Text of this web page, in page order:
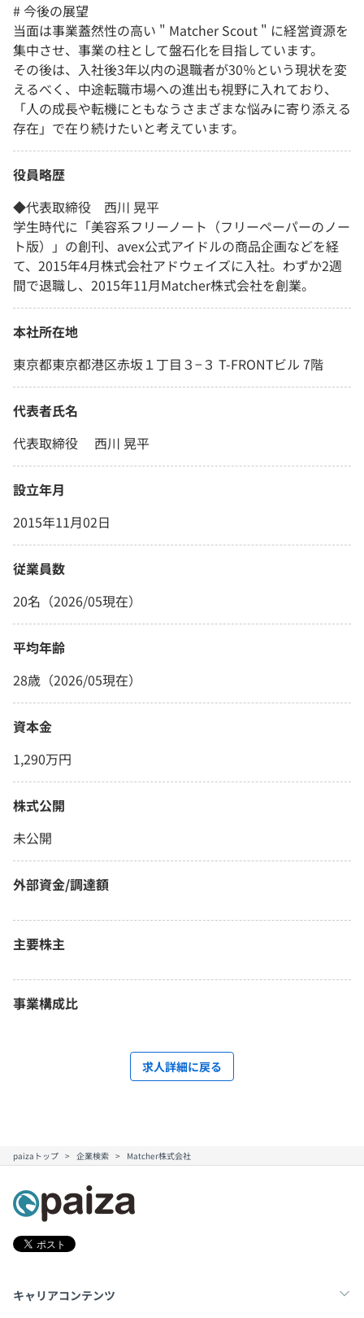
# 今後の展望
当面は事業蓋然性の高い " Matcher Scout " に経営資源を
集中させ、事業の柱として盤石化を目指しています。
その後は、入社後3年以内の退職者が30％という現状を変
えるべく、中途転職市場への進出も視野に入れており、
「人の成長や転機にともなうさまざまな悩みに寄り添える
存在」で在り続けたいと考えています。
役員略歴
◆代表取締役 西川 晃平
学生時代に「美容系フリーノート（フリーペーパーのノー
ト版）」の創刊、avex公式アイドルの商品企画などを経
て、2015年4月株式会社アドウェイズに入社。わずか2週
間で退職し、2015年11月Matcher株式会社を創業。
本社所在地
東京都東京都港区赤坂１丁目３−３ T-FRONTビル 7階
代表者氏名
代表取締役 西川 晃平
設立年月
2015年11月02日
従業員数
20名（2026/05現在）
平均年齢
28歳（2026/05現在）
資本金
1,290万円
株式公開
未公開
外部資金/調達額
主要株主
事業構成比
求人詳細に戻る
paizaトップ 企業検索 Matcher株式会社
キャリアコンテンツ